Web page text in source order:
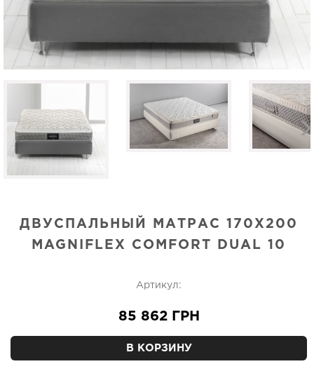
ДВУСПАЛЬНЫЙ МАТРАС 170Х200
MAGNIFLEX COMFORT DUAL 10
Артикул:
85 862 ГРН
В КОРЗИНУ